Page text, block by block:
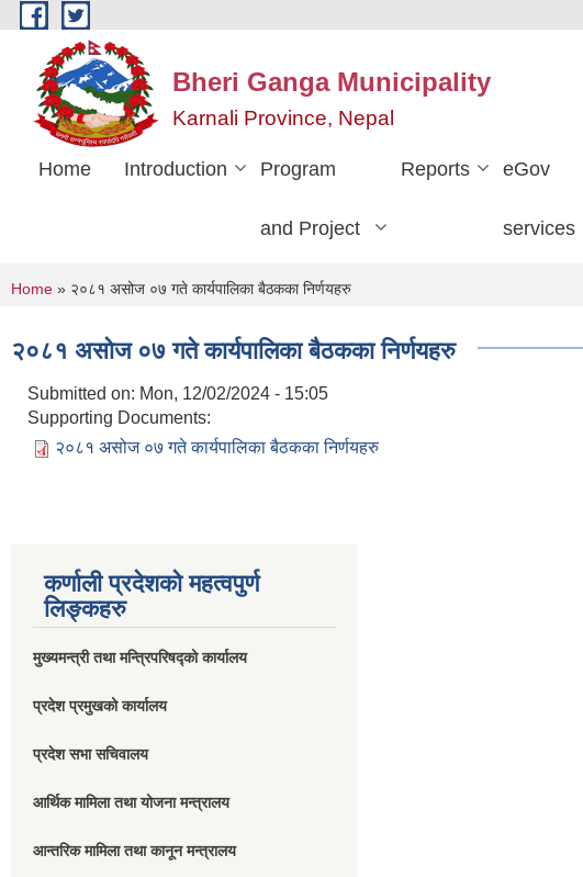
Skip to main content
Bheri Ganga Municipality
Karnali Province, Nepal
Home Introduction Program
and Project
Reports eGov
services
You are here
Home » २०८१ असोज ०७ गते कार्यपालिका बैठकका निर्णयहरु
२०८१ असोज ०७ गते कार्यपालिका बैठकका निर्णयहरु
Submitted on: Mon, 12/02/2024 - 15:05
Supporting Documents:
२०८१ असोज ०७ गते कार्यपालिका बैठकका निर्णयहरु
कर्णाली प्रदेशको महत्वपुर्ण
लिङ्कहरु
मुख्यमन्त्री तथा मन्त्रिपरिषद्को कार्यालय
प्रदेश प्रमुखको कार्यालय
प्रदेश सभा सचिवालय
आर्थिक मामिला तथा योजना मन्त्रालय
आन्तरिक मामिला तथा कानून मन्त्रालय